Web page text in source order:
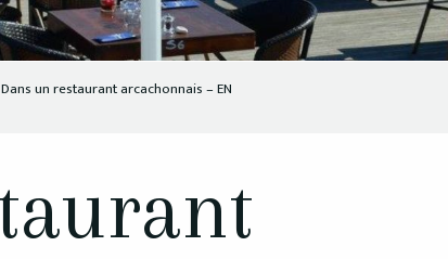
Dans un restaurant arcachonnais – EN